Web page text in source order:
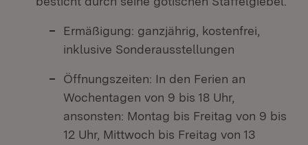
Ermäßigung: ganzjährig, kostenfrei,
inklusive Sonderausstellungen
Öffnungszeiten: In den Ferien an
Wochentagen von 9 bis 18 Uhr,
ansonsten: Montag bis Freitag von 9 bis
12 Uhr, Mittwoch bis Freitag von 13